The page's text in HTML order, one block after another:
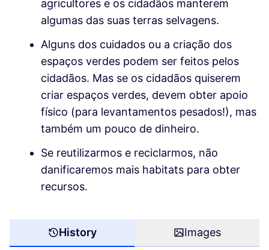
agricultores e os cidadãos manterem
algumas das suas terras selvagens.
Alguns dos cuidados ou a criação dos
espaços verdes podem ser feitos pelos
cidadãos. Mas se os cidadãos quiserem
criar espaços verdes, devem obter apoio
físico (para levantamentos pesados!), mas
também um pouco de dinheiro.
Se reutilizarmos e reciclarmos, não
danificaremos mais habitats para obter
recursos.
History Images